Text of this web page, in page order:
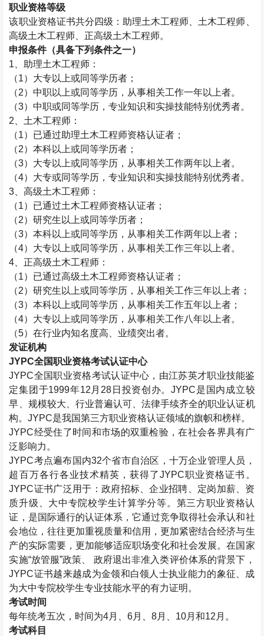
职业资格等级
该职业资格证书共分四级：助理土木工程师 土木工程师
高级土木工程师 、正高级土木工程师。
申报条件（具备下列条件之一）
1、助理土木工程师 ：
（1）大专以上或同等学历者；
（2）中职以上或同等学历，从事相关工作一年以上者。
（3）中职或同等学历，专业知识和实操技能特别优秀者。
2、 土木工程师 ：
（1）已通过助理土木工程师资格认证者；
（2）本科以上或同等学历者；
（3）大专以上或同等学历，从事相关工作两年以上者。
（4）大专或同等学历，专业知识和实操技能特别优秀者。
3、高级土木工程师 ：
（1）已通过土木工程师资格认证者；
（2）研究生以上或同等学历者；
（3）本科以上或同等学历，从事相关工作两年以上者；
（4）大专以上或同等学历，从事相关工作三年以上者。
4、正高级土木工程师 ：
（1）已通过高级土木工程师资格认证者；
（2）研究生以上或同等学历，从事相关工作三年以上者；
（3）本科以上或同等学历，从事相关工作五年以上者；
（4）大专以上或同等学历，从事相关工作八年以上者。
（5）在行业内知名度高、业绩突出者。
发证机构
JYPC全国职业资格考试认证中心
JYPC全国职业资格考试认证中心，由江苏英才职业技能鉴
定集团于1999年12月28日投资创办。JYPC是国内成立较
早、规模较大、行业普遍认可、法律手续齐全的职业认证机
构。JYPC是我国第三方职业资格认证领域的旗帜和榜样。
JYPC经受住了时间和市场的双重检验，在社会各界具有广
泛影响力。
JYPC考点遍布国内32个省市自治区，十万企业管理人员，
超百万各行各业技术精英，获得了JYPC职业资格证书。
JYPC证书广泛用于：政府招标、企业招聘、定岗加薪、资
质升级、大中专院校学生计算学分等。第三方职业资格认
证，是国际通行的认证体系，它通过竞争取得社会承认和社
会地位，往往更加重视质量和信用，更加紧密结合经济与生
产的实际需要，更加能够适应职场变化和社会发展。在国家
实施“放管服”政策、 政府退出非准入类评价体系的背景下，
JYPC证书越来越成为金领和白领人士执业能力的象征、成
为大中专院校学生专业技能水平的有力证明。
考试时间
每年统考五次，时间为4月、6月、8月、10月和12月。
考试科目